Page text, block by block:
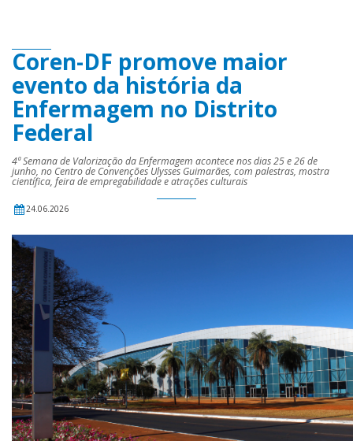
Coren-DF promove maior
evento da história da
Enfermagem no Distrito
Federal
4ª Semana de Valorização da Enfermagem acontece nos dias 25 e 26 de
junho, no Centro de Convenções Ulysses Guimarães, com palestras, mostra
científica, feira de empregabilidade e atrações culturais
24.06.2026